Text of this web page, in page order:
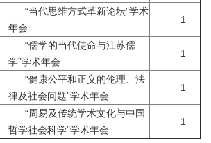
“当代思维方式革新论坛”学术
年会
1
“儒学的当代使命与江苏儒
学”学术年会
1
“健康公平和正义的伦理、法
律及社会问题”学术年会
1
“周易及传统学术文化与中国
哲学社会科学”学术年会
1